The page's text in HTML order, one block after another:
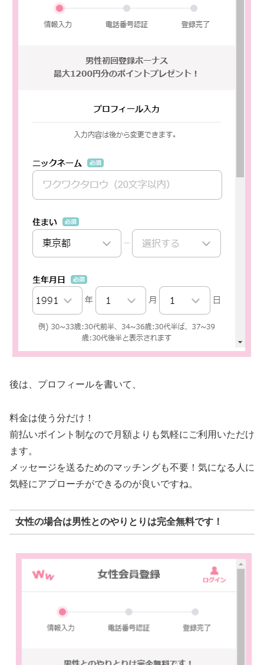
後は、プロフィールを書いて、
料金は使う分だけ！
前払いポイント制なので月額よりも気軽にご利用いただけ
ます。
メッセージを送るためのマッチングも不要！気になる人に
気軽にアプローチができるのが良いですね。
女性の場合は男性とのやりとりは完全無料です！